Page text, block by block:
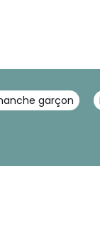
garçon